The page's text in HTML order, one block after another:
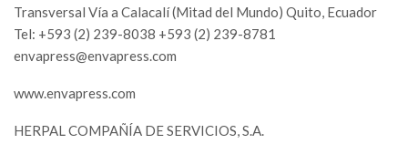
Transversal Vía a Calacalí (Mitad del Mundo) Quito, Ecuador
Tel: +593 (2) 239-8038 +593 (2) 239-8781
envapress@envapress.com
www.envapress.com
HERPAL COMPAÑÍA DE SERVICIOS, S.A.